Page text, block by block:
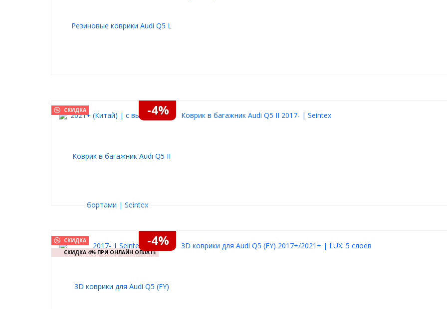
СКИДКА -4% Коврик в багажник Audi Q5 II 2017- | Seintex
СКИДКА
СКИДКА 4% ПРИ ОНЛАЙН ОПЛАТЕ
-4% 3D коврики для Audi Q5 (FY) 2017+/2021+ | LUX: 5 слоев